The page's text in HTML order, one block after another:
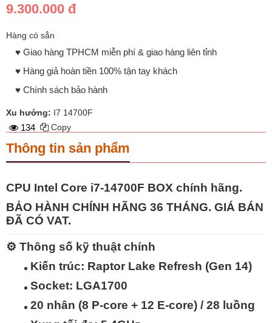
9.300.000 đ
Hàng có sẳn
♥️ Giao hàng TPHCM miễn phí & giao hàng liên tỉnh
♥️ Hàng giả hoàn tiền 100% tận tay khách
♥️ Chính sách bảo hành
Xu hướng: I7 14700F
134 Copy
Thông tin sản phẩm
CPU Intel Core i7-14700F BOX chính hãng.
BẢO HÀNH CHÍNH HÃNG 36 THÁNG. GIÁ BÁN
ĐÃ CÓ VAT.
⚙️ Thông số kỹ thuật chính
Kiến trúc: Raptor Lake Refresh (Gen 14)
Socket: LGA1700
20 nhân (8 P-core + 12 E-core) / 28 luồng